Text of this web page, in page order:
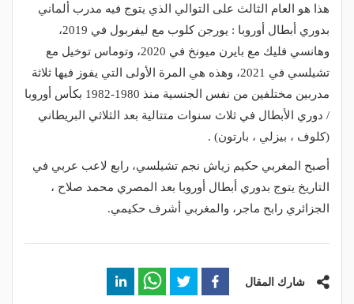
هذا هو العام الثالث على التوالي الذي يتوج فيه مدرب ألماني
بدوري أبطال أوروبا : يورجن كلوب مع ليفربول في 2019،
وهانسي فليك مع بايرن ميونخ في 2020، وتوماس توخيل مع
تشيلسي في 2021، وهذه هي المرة الأولى التي يفوز فيها ثلاثة
مدربين مختلفين من نفس الجنسية منذ 1980-1982 بكأس أوروبا
/ دوري الأبطال في ثلاث سنوات متتالية بعد الثلاثي البريطاني
(كلوف ، بيزلي ، بارتون) .
أصبح المغربي حكيم زياش نجم تشيلسي، رابع لاعب عربي في
التاريخ يتوج بدوري أبطال أوروبا بعد المصري محمد صلاح ،
الجزائري رابح ماجر، والمغربي أشرف حكيمي.
شارك المقال